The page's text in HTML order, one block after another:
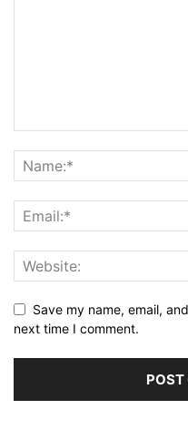
Save my name, email,
next time I comment.